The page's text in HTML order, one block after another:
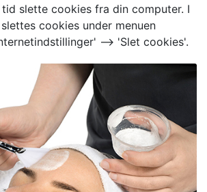
slette cookies fra din computer. I
cookies under menuen
--> 'Slet cookies'.